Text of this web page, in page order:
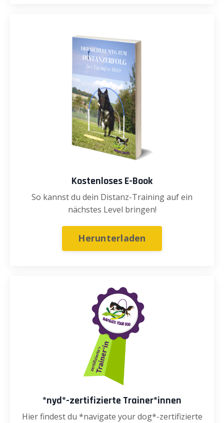
Kostenloses E-Book
So kannst du dein Distanz-Training auf ein
nächstes Level bringen!
Herunterladen
*nyd*-zertifizierte Trainer*innen
Hier findest du *navigate your dog*-zertifizierte